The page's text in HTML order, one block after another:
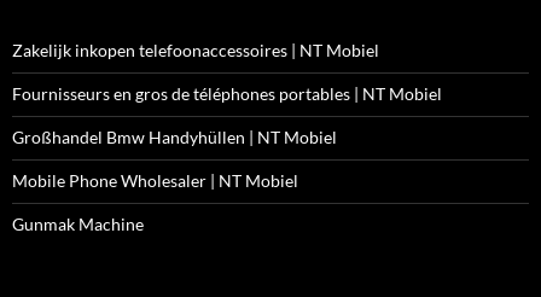
Zakelijk inkopen telefoonaccessoires | NT Mobiel
Fournisseurs en gros de téléphones portables | NT Mobiel
Großhandel Bmw Handyhüllen | NT Mobiel
Mobile Phone Wholesaler | NT Mobiel
Gunmak Machine